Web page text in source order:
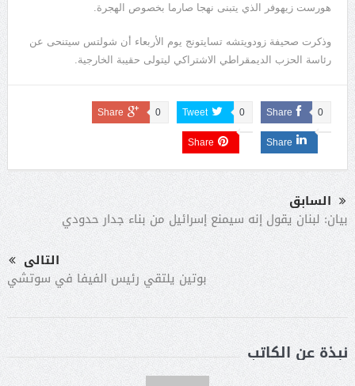
هورست زيهوفر الذي يتبنى نهجا صارما بخصوص الهجرة.
وذكرت صحيفة زودويتشه تسايتونج يوم الأربعاء أن شولتس سيتنحى عن
رئاسة الحزب الديمقراطي الاشتراكي ليتولى حقيبة الخارجية.
Share 0
Tweet 0
Share 0
Share
Share
السابق
بيان: لبنان يقول إنه سيمنع إسرائيل من بناء جدار حدودي
التالى
بوتين يلتقي رئيس الفيفا في سوتشي
نبذة عن الكاتب